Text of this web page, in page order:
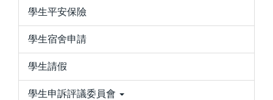
學生平安保險
學生宿舍申請
學生請假
學生申訴評議委員會